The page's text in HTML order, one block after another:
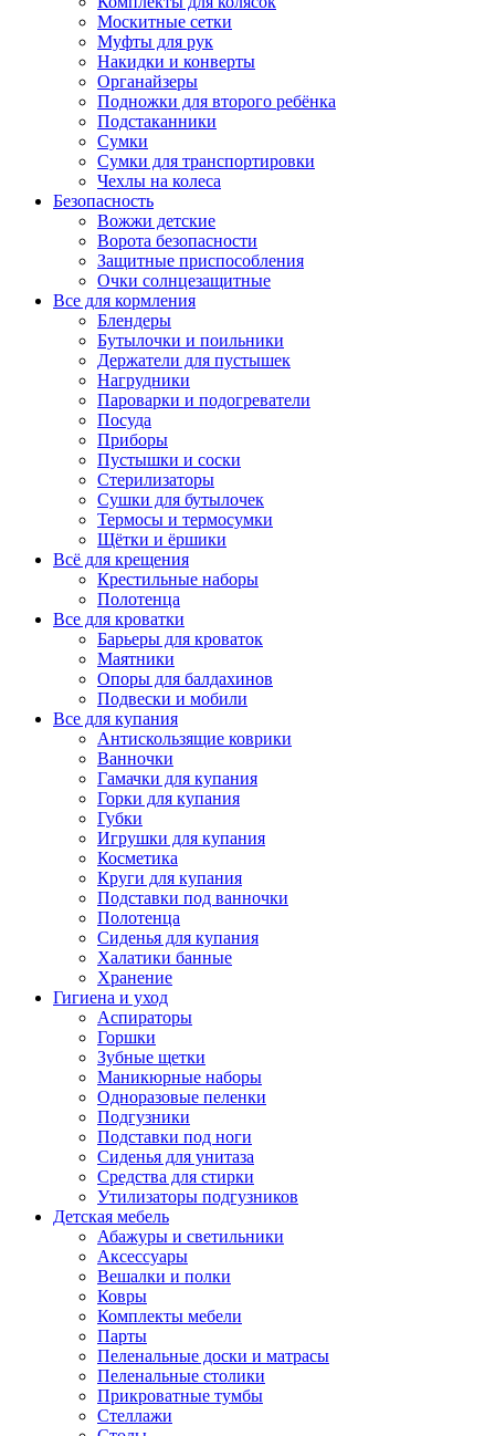
Москитные сетки
Муфты для рук
Накидки и конверты
Органайзеры
Подножки для второго ребёнка
Подстаканники
Сумки
Сумки для транспортировки
Чехлы на колеса
Безопасность
Вожжи детские
Ворота безопасности
Защитные приспособления
Очки солнцезащитные
Все для кормления
Блендеры
Бутылочки и поильники
Держатели для пустышек
Нагрудники
Пароварки и подогреватели
Посуда
Приборы
Пустышки и соски
Стерилизаторы
Сушки для бутылочек
Термосы и термосумки
Щётки и ёршики
Всё для крещения
Крестильные наборы
Полотенца
Все для кроватки
Барьеры для кроваток
Маятники
Опоры для балдахинов
Подвески и мобили
Все для купания
Антискользящие коврики
Ванночки
Гамачки для купания
Горки для купания
Губки
Игрушки для купания
Косметика
Круги для купания
Подставки под ванночки
Полотенца
Сиденья для купания
Халатики банные
Хранение
Гигиена и уход
Аспираторы
Горшки
Зубные щетки
Маникюрные наборы
Одноразовые пеленки
Подгузники
Подставки под ноги
Сиденья для унитаза
Средства для стирки
Утилизаторы подгузников
Детская мебель
Абажуры и светильники
Аксессуары
Вешалки и полки
Ковры
Комплекты мебели
Парты
Пеленальные доски и матрасы
Пеленальные столики
Прикроватные тумбы
Стеллажи